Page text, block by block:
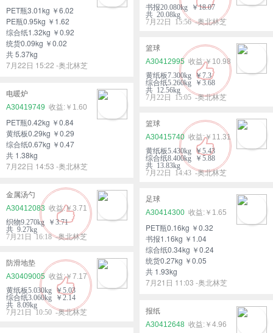
书报20.080kg ￥18.07
共 20.08kg
7月22日 15:56 -奥北林芝
PET瓶3.01kg ￥6.02
PE瓶0.95kg ￥1.62
综合纸1.32kg ￥0.92
统货0.09kg ￥0.02
共 5.37kg
7月22日 15:22 -奥北林芝
篮球
A30412995
￥10.98
黄纸板7.300kg ￥7.3
综合纸5.260kg ￥3.68
共 12.56kg
7月22日 15:05 -奥北林芝
电暖炉
A30419749
￥1.60
PET瓶0.42kg ￥0.84
黄纸板0.29kg ￥0.29
综合纸0.67kg ￥0.47
共 1.38kg
7月22日 14:53 -奥北林芝
篮球
A30415740
￥11.31
黄纸板5.430kg ￥5.43
综合纸8.400kg ￥5.88
共 13.83kg
7月22日 14:43 -奥北林芝
金属汤勺
A30412083
￥3.71
织物9.270kg ￥3.71
共 9.27kg
7月21日 16:18 -奥北林芝
足球
A30414300
￥1.65
PET瓶0.16kg ￥0.32
书报1.16kg ￥1.04
综合纸0.34kg ￥0.24
统货0.27kg ￥0.05
共 1.93kg
7月21日 11:03 -奥北林芝
防滑地垫
A30409005
￥7.17
黄纸板5.030kg ￥5.03
综合纸3.060kg ￥2.14
共 8.09kg
7月21日 10:50 -奥北林芝
报纸
A30412648
￥4.96